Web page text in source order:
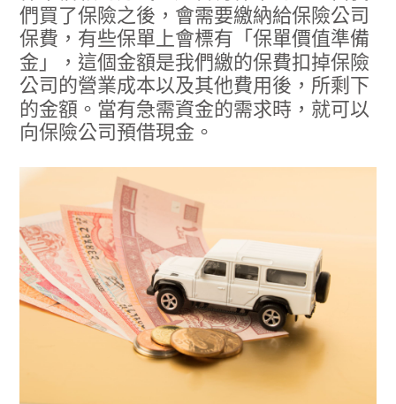
們買了保險之後，會需要繳納給保險公司
保費，有些保單上會標有「保單價值準備
金」，這個金額是我們繳的保費扣掉保險
公司的營業成本以及其他費用後，所剩下
的金額。當有急需資金的需求時，就可以
向保險公司預借現金。